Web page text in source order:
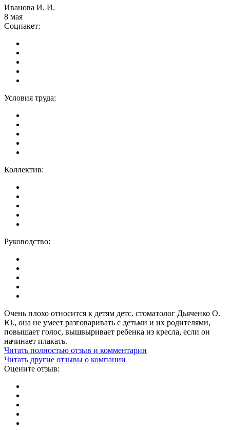
Иванова И. И.
8 мая
Соцпакет:
Условия труда:
Коллектив:
Руководство:
Очень плохо относится к детям детс. стоматолог Дьяченко О.
Ю., она не умеет разговаривать с детьми и их родителями,
повышает голос, вышвыривает ребенка из кресла, если он
начинает плакать.
Читать полностью отзыв и комментарии
Читать другие отзывы о компании
Оцените отзыв: